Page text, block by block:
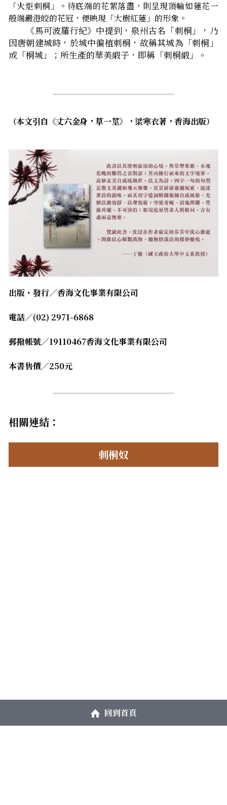
「火炬刺桐」。待底端的花絮落盡，則呈現頂輪如蓮花一
般端嚴澄皎的花冠，便映現「大樹紅蓮」的形象。
《馬可波羅行紀》中提到，泉州古名「刺桐」，乃
因唐朝建城時，於城中徧植刺桐，故稱其城為「刺桐」
或「桐城」；所生產的華美緞子，即稱「刺桐緞」。
（本文引自《丈六金身，草一莖》，梁寒衣著，香海出版）
出版・發行／香海文化事業有限公司
電話／(02) 2971-6868
郵撥帳號／19110467香海文化事業有限公司
本書售價／250元
相關連結：
刺桐奴
回到首頁